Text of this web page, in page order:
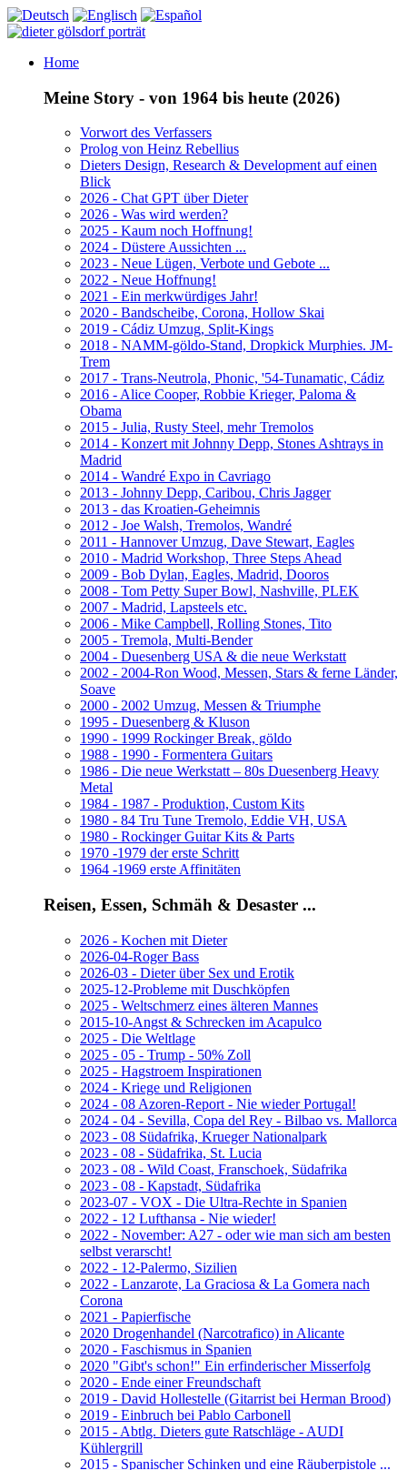
Home
Meine Story - von 1964 bis heute (2026)
Vorwort des Verfassers
Prolog von Heinz Rebellius
Dieters Design, Research & Development auf einen
Blick
2026 - Chat GPT über Dieter
2026 - Was wird werden?
2025 - Kaum noch Hoffnung!
2024 - Düstere Aussichten ...
2023 - Neue Lügen, Verbote und Gebote ...
2022 - Neue Hoffnung!
2021 - Ein merkwürdiges Jahr!
2020 - Bandscheibe, Corona, Hollow Skai
2019 - Cádiz Umzug, Split-Kings
2018 - NAMM-göldo-Stand, Dropkick Murphies. JM-
Trem
2017 - Trans-Neutrola, Phonic, '54-Tunamatic, Cádiz
2016 - Alice Cooper, Robbie Krieger, Paloma &
Obama
2015 - Julia, Rusty Steel, mehr Tremolos
2014 - Konzert mit Johnny Depp, Stones Ashtrays in
Madrid
2014 - Wandré Expo in Cavriago
2013 - Johnny Depp, Caribou, Chris Jagger
2013 - das Kroatien-Geheimnis
2012 - Joe Walsh, Tremolos, Wandré
2011 - Hannover Umzug, Dave Stewart, Eagles
2010 - Madrid Workshop, Three Steps Ahead
2009 - Bob Dylan, Eagles, Madrid, Dooros
2008 - Tom Petty Super Bowl, Nashville, PLEK
2007 - Madrid, Lapsteels etc.
2006 - Mike Campbell, Rolling Stones, Tito
2005 - Tremola, Multi-Bender
2004 - Duesenberg USA & die neue Werkstatt
2002 - 2004-Ron Wood, Messen, Stars & ferne Länder,
Soave
2000 - 2002 Umzug, Messen & Triumphe
1995 - Duesenberg & Kluson
1990 - 1999 Rockinger Break, göldo
1988 - 1990 - Formentera Guitars
1986 - Die neue Werkstatt – 80s Duesenberg Heavy
Metal
1984 - 1987 - Produktion, Custom Kits
1980 - 84 Tru Tune Tremolo, Eddie VH, USA
1980 - Rockinger Guitar Kits & Parts
1970 -1979 der erste Schritt
1964 -1969 erste Affinitäten
Reisen, Essen, Schmäh & Desaster ...
2026 - Kochen mit Dieter
2026-04-Roger Bass
2026-03 - Dieter über Sex und Erotik
2025-12-Probleme mit Duschköpfen
2025 - Weltschmerz eines älteren Mannes
2015-10-Angst & Schrecken im Acapulco
2025 - Die Weltlage
2025 - 05 - Trump - 50% Zoll
2025 - Hagstroem Inspirationen
2024 - Kriege und Religionen
2024 - 08 Azoren-Report - Nie wieder Portugal!
2024 - 04 - Sevilla, Copa del Rey - Bilbao vs. Mallorca
2023 - 08 Südafrika, Krueger Nationalpark
2023 - 08 - Südafrika, St. Lucia
2023 - 08 - Wild Coast, Franschoek, Südafrika
2023 - 08 - Kapstadt, Südafrika
2023-07 - VOX - Die Ultra-Rechte in Spanien
2022 - 12 Lufthansa - Nie wieder!
2022 - November: A27 - oder wie man sich am besten
selbst verarscht!
2022 - 12-Palermo, Sizilien
2022 - Lanzarote, La Graciosa & La Gomera nach
Corona
2021 - Papierfische
2020 Drogenhandel (Narcotrafico) in Alicante
2020 - Faschismus in Spanien
2020 "Gibt's schon!" Ein erfinderischer Misserfolg
2020 - Ende einer Freundschaft
2019 - David Hollestelle (Gitarrist bei Herman Brood)
2019 - Einbruch bei Pablo Carbonell
2015 - Abtlg. Dieters gute Ratschläge - AUDI
Kühlergrill
2015 - Spanischer Schinken und eine Räuberpistole ...